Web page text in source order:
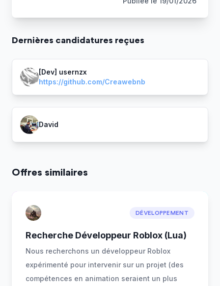
Dernières candidatures reçues
[Dev] usernzx
https://github.com/Creawebnb
David
Offres similaires
DÉVELOPPEMENT
Recherche Développeur Roblox (Lua)
Nous recherchons un développeur Roblox
expérimenté pour intervenir sur un projet (des
compétences en animation seraient un plus